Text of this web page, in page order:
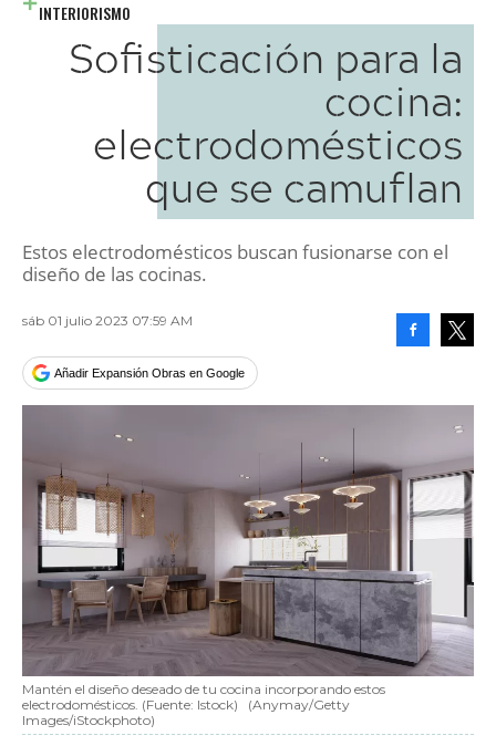
INTERIORISMO
Sofisticación para la
cocina:
electrodomésticos
que se camuflan
Estos electrodomésticos buscan fusionarse con el
diseño de las cocinas.
sáb 01 julio 2023 07:59 AM
Añadir Expansión Obras en Google
Mantén el diseño deseado de tu cocina incorporando estos
electrodomésticos. (Fuente: Istock)
(Anymay/Getty
Images/iStockphoto)